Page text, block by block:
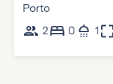
Porto
2
0 1